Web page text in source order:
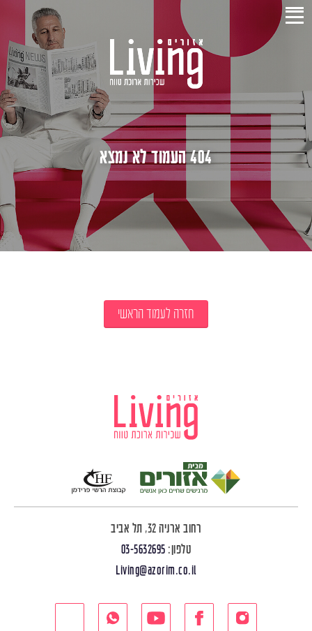
404 העמוד לא נמצא
חזרה לעמוד הראשי
רחוב ארניה 32, תל אביב
טלפון: 03-5632695
Living@azorim.co.il